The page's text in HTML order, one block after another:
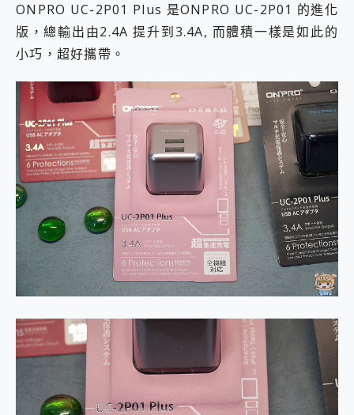
ONPRO UC-2P01 Plus 是ONPRO UC-2P01 的進化
版，總輸出由2.4A 提升到3.4A, 而體積一樣是如此的
小巧，超好攜帶。